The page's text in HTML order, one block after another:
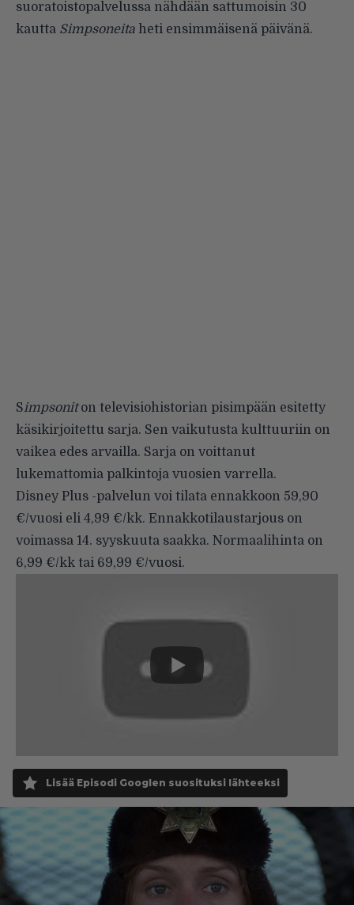
suoratoistopalvelussa nähdään sattumoisin 30
kautta Simpsoneita heti ensimmäisenä päivänä.
Simpsoniton televisiohistorian pisimpään esitetty
käsikirjoitettu sarja. Sen vaikutusta kulttuuriin on
vaikea edes arvailla. Sarja on voittanut
lukemattomia palkintoja vuosien varrella.
Disney Plus -palvelun voi tilata ennakkoon 59,90
€/vuosi eli 4,99 €/kk. Ennakkotilaustarjous on
voimassa 14. syyskuuta saakka. Normaalihinta on
6,99 €/kk tai 69,99 €/vuosi.
Lisää Episodi Googlen suosituksi lähteeksi